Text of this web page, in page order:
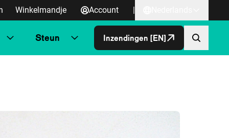
Winkelmandje Account |
Steun Inzendingen [EN]